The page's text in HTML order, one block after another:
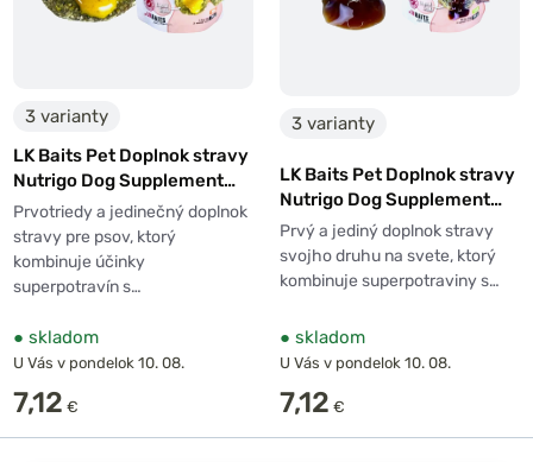
3 varianty
LK Baits Pet Doplnok stravy
Nutrigo Dog Supplement
Gold Turmeric
Prvotriedy a jedinečný doplnok
stravy pre psov, ktorý
kombinuje účinky
superpotravín s…
● skladom
U Vás v pondelok 10. 08.
7,12 €
3 varianty
LK Baits Pet Doplnok stravy
Nutrigo Dog Supplement
Omega-3 Algae DHA LS
Prvý a jediný doplnok stravy
svojho druhu na svete, ktorý
kombinuje superpotraviny s…
● skladom
U Vás v pondelok 10. 08.
7,12 €